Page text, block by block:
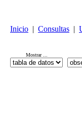
Inicio | Consultas |
Mostrar ...